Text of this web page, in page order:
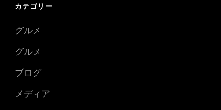
カテゴリー
グルメ
グルメ
ブログ
メディア